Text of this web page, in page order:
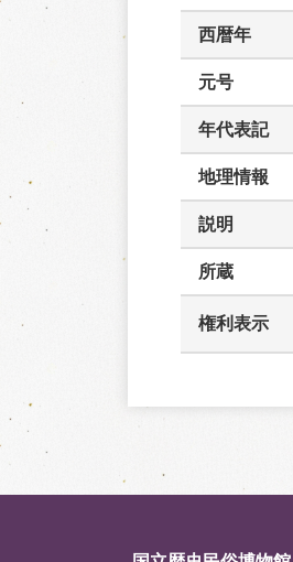
西暦年
元号
年代表記
地理情報
説明
所蔵
権利表示